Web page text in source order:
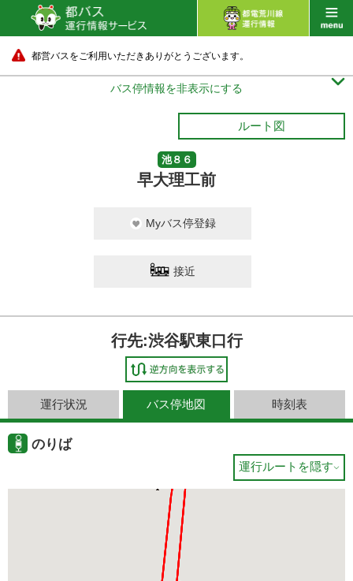
都営バスをご利用いただきありがとうございます。
バス停情報を非表示にする 
ルート図
池８６
早大理工前
Myバス停登録
接近
行先:渋谷駅東口行
運行状況 バス停地図 時刻表
のりば
運行ルートを隠す